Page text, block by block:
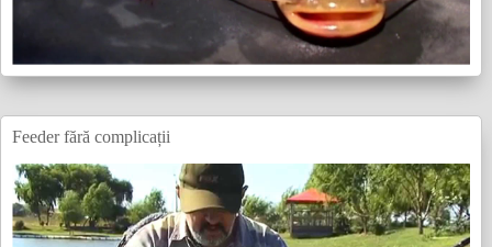
Feeder fără complicații